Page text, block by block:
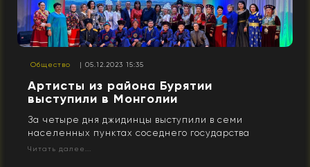
Общество | 05.12.2023 15:35
Артисты из района Бурятии
выступили в Монголии
За четыре дня джидинцы выступили в семи
населенных пунктах соседнего государства
Читать далее...